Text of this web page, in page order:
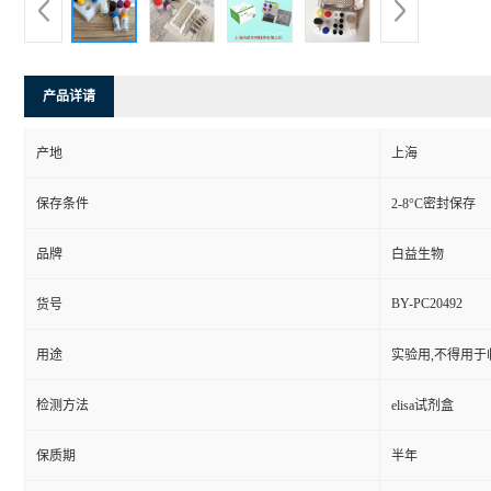
产品详请
产地 上海
保存条件 2-8°C密封保存
品牌 白益生物
货号 BY-PC20492
用途 实验用,不得用于
检测方法 elisa试剂盒
保质期 半年